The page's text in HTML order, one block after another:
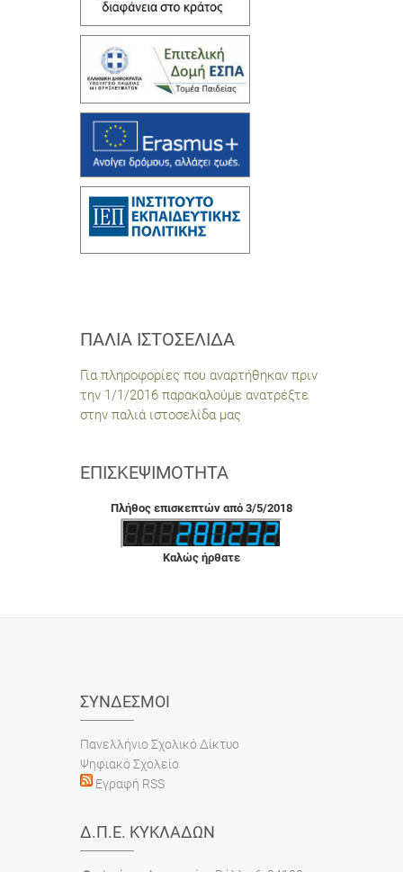
ΠΑΛΙΆ ΙΣΤΟΣΕΛΊΔΑ
Για πληροφορίες που αναρτήθηκαν πριν
την 1/1/2016 παρακαλούμε ανατρέξτε
στην παλιά ιστοσελίδα μας
ΕΠΙΣΚΕΨΙΜΌΤΗΤΑ
Πλήθος επισκεπτών από 3/5/2018
Καλώς ήρθατε
ΣΎΝΔΕΣΜΟΙ
Πανελλήνιο Σχολικό Δίκτυο
Ψηφιακό Σχολείο
Εγραφή RSS
Δ.Π.Ε. ΚΥΚΛΆΔΩΝ